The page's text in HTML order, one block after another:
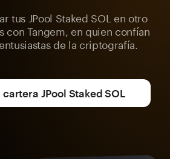
tus JPool Staked SOL en otro
con Tangem, en quien confían
de la criptografía.
JPool Staked SOL